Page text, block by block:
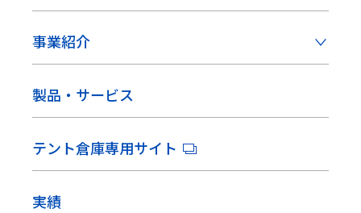
事業紹介
製品・サービス
テント倉庫専用サイト
実績